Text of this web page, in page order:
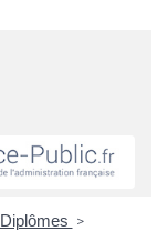
Diplômes >